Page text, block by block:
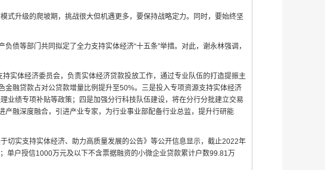
式升级的爬坡期，挑战很大但机遇更多，要保持战略定力。同时，要始终坚
债等部门共同拟定了全力支持实体经济“十五条”举措。对此，谢永林强调，
实体经济委员会，负责实体经济贷款投放工作，通过专业队伍的打造提振主
融贷款占对公贷款增量比例提升至50%。三是投入专项资源支持实体经济
业绩专项补贴等政策；四是加强分行科技队伍建设，将在分行分批建立交易
融深度融合，引进产业专家，为行业事业部配备行业总监，提升行研能
切实支持实体经济、助力高质量发展的公告》等公开信息显示，截止2022年
户授信1000万元及以下不含票据融资的小微企业贷款累计户数99.81万